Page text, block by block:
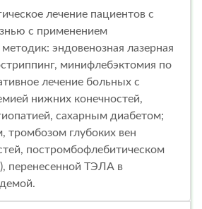
лечение пациентов с
с применением
эндовенозная лазерная
минифлебэктомия по
лечение больных с
нижних конечностей,
сахарным диабетом;
тромбозом глубоких вен
постромбофлебитическом
перенесенной ТЭЛА в